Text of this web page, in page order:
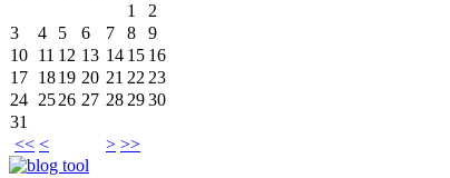
<< < > >>
1
2
3
4 5 6 7 8
9
10 11 12 13 14 15 16
17 1819 20 21 22 23
24 2526 27 28 2930
31